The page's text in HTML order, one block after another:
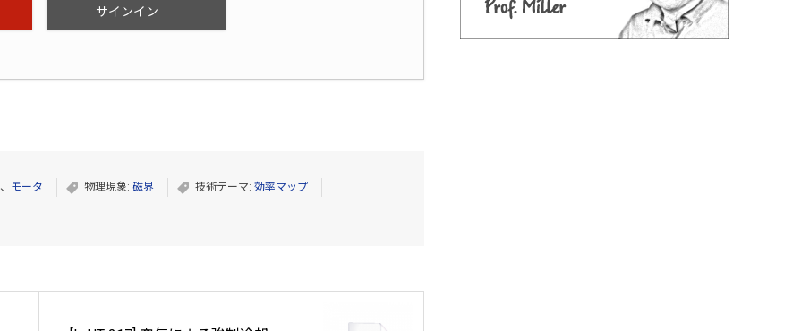
サインイン
、 モータ 物理現象: 磁界 技術テーマ: 効率マップ